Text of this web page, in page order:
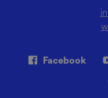
Facebook